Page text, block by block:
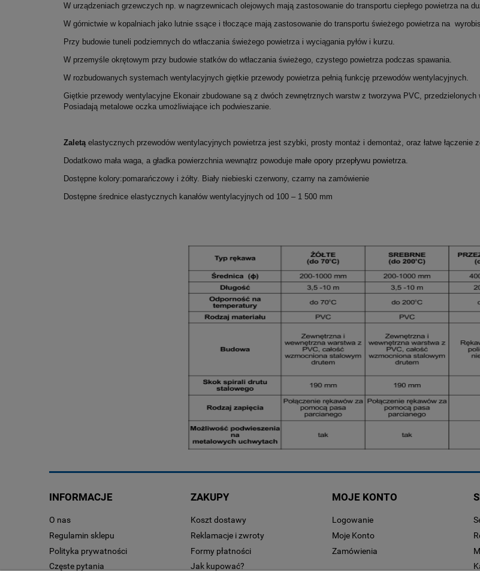
W urządzeniach grzewczych np. w nagrzewnicach olejowych mają zastosowanie do transportu ciepłego powietrza na
W górnictwie w kopalniach jako lutnie ssące i tłoczące mają zastosowanie do transportu świeżego powietrza na
Przy budowie tuneli podziemnych do wtłaczania świeżego powietrza i wyciągania pyłów i kurzu.
W przemyśle okrętowym przy budowie statków do wtłaczania świeżego, czystego powietrza podczas spawania.
W rozbudowanych systemach wentylacyjnych giętkie przewody powietrza pełnią funkcję przewodów wentylacyjnych.
Giętkie przewody wentylacyjne Ekonair zbudowane są z dwóch zewnętrznych warstw z tworzywa PVC,
Posiadają metalowe oczka umożliwiające ich podwieszanie.
Zaletą elastycznych przewodów wentylacyjnych powietrza jest szybki, prosty montaż i demontaż, oraz łatwe łączenie
Dodatkowo mała waga, a gładka powierzchnia wewnątrz powoduje małe opory przepływu powietrza.
Dostępne kolory:pomarańczowy i żółty. Biały niebieski czerwony, czarny na zamówienie
Dostępne średnice elastycznych kanałów wentylacyjnych od 100 – 1 500 mm
INFORMACJE
O nas
Regulamin sklepu
Polityka prywatności
Częste pytania
ZAKUPY
Koszt dostawy
Reklamacje i zwroty
Formy płatności
Jak kupować?
MOJE KONTO
Logowanie
Moje Konto
Zamówienia